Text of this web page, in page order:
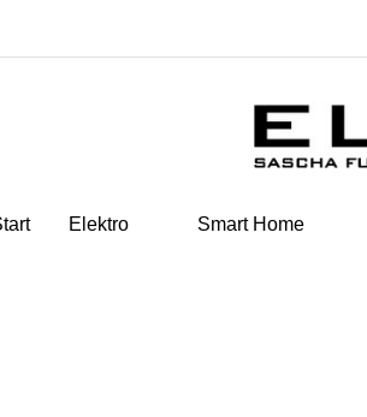
Elektro Smart Home